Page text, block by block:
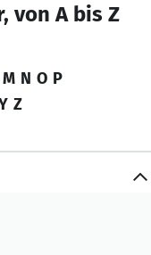
von A bis Z
M N O P
Z